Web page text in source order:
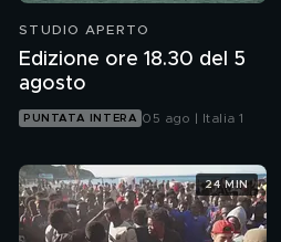
STUDIO APERTO
Edizione ore 18.30 del 5
agosto
PUNTATA INTERA 05 ago | Italia 1
24 MIN